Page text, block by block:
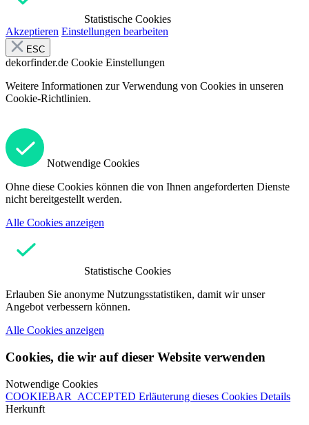
Statistische Cookies
Akzeptieren Einstellungen bearbeiten
ESC
dekorfinder.de Cookie Einstellungen
Weitere Informationen zur Verwendung von Cookies in unseren
Cookie-Richtlinien.
Notwendige Cookies
Ohne diese Cookies können die von Ihnen angeforderten Dienste
nicht bereitgestellt werden.
Alle Cookies anzeigen
Statistische Cookies
Erlauben Sie anonyme Nutzungsstatistiken, damit wir unser
Angebot verbessern können.
Alle Cookies anzeigen
Cookies, die wir auf dieser Website verwenden
Notwendige Cookies
COOKIEBAR_ACCEPTED Erläuterung dieses Cookies Details
Herkunft